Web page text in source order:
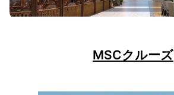
MSCクルーズ